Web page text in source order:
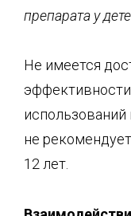
препарата у
Не имеется
использований
не
12 лет.